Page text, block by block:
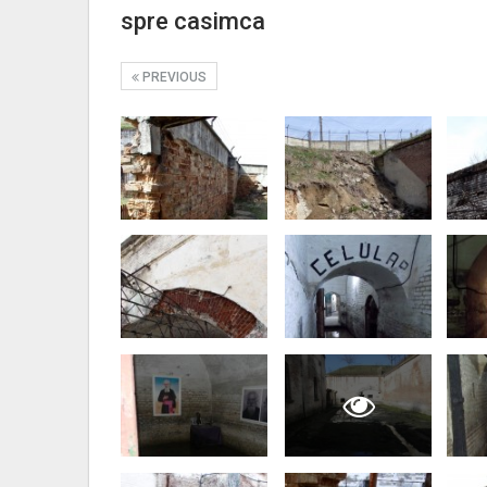
spre casimca
PREVIOUS